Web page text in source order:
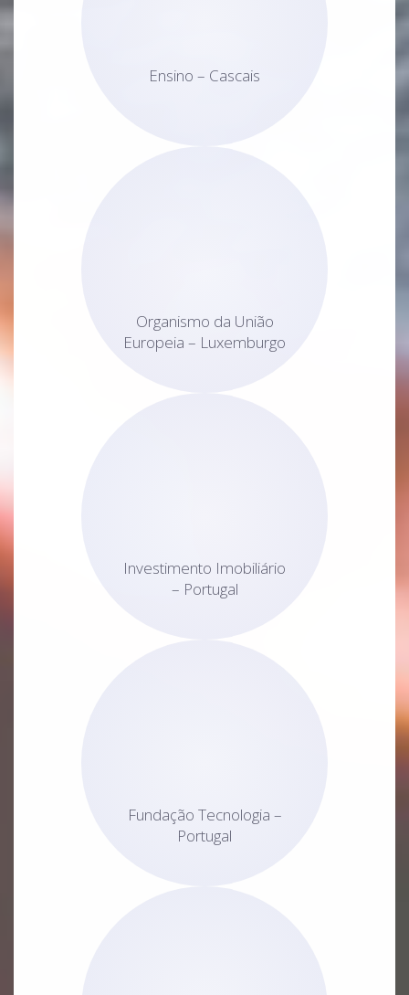
Ensino – Cascais
Organismo da União
Europeia – Luxemburgo
Investimento Imobiliário
– Portugal
Fundação Tecnologia –
Portugal